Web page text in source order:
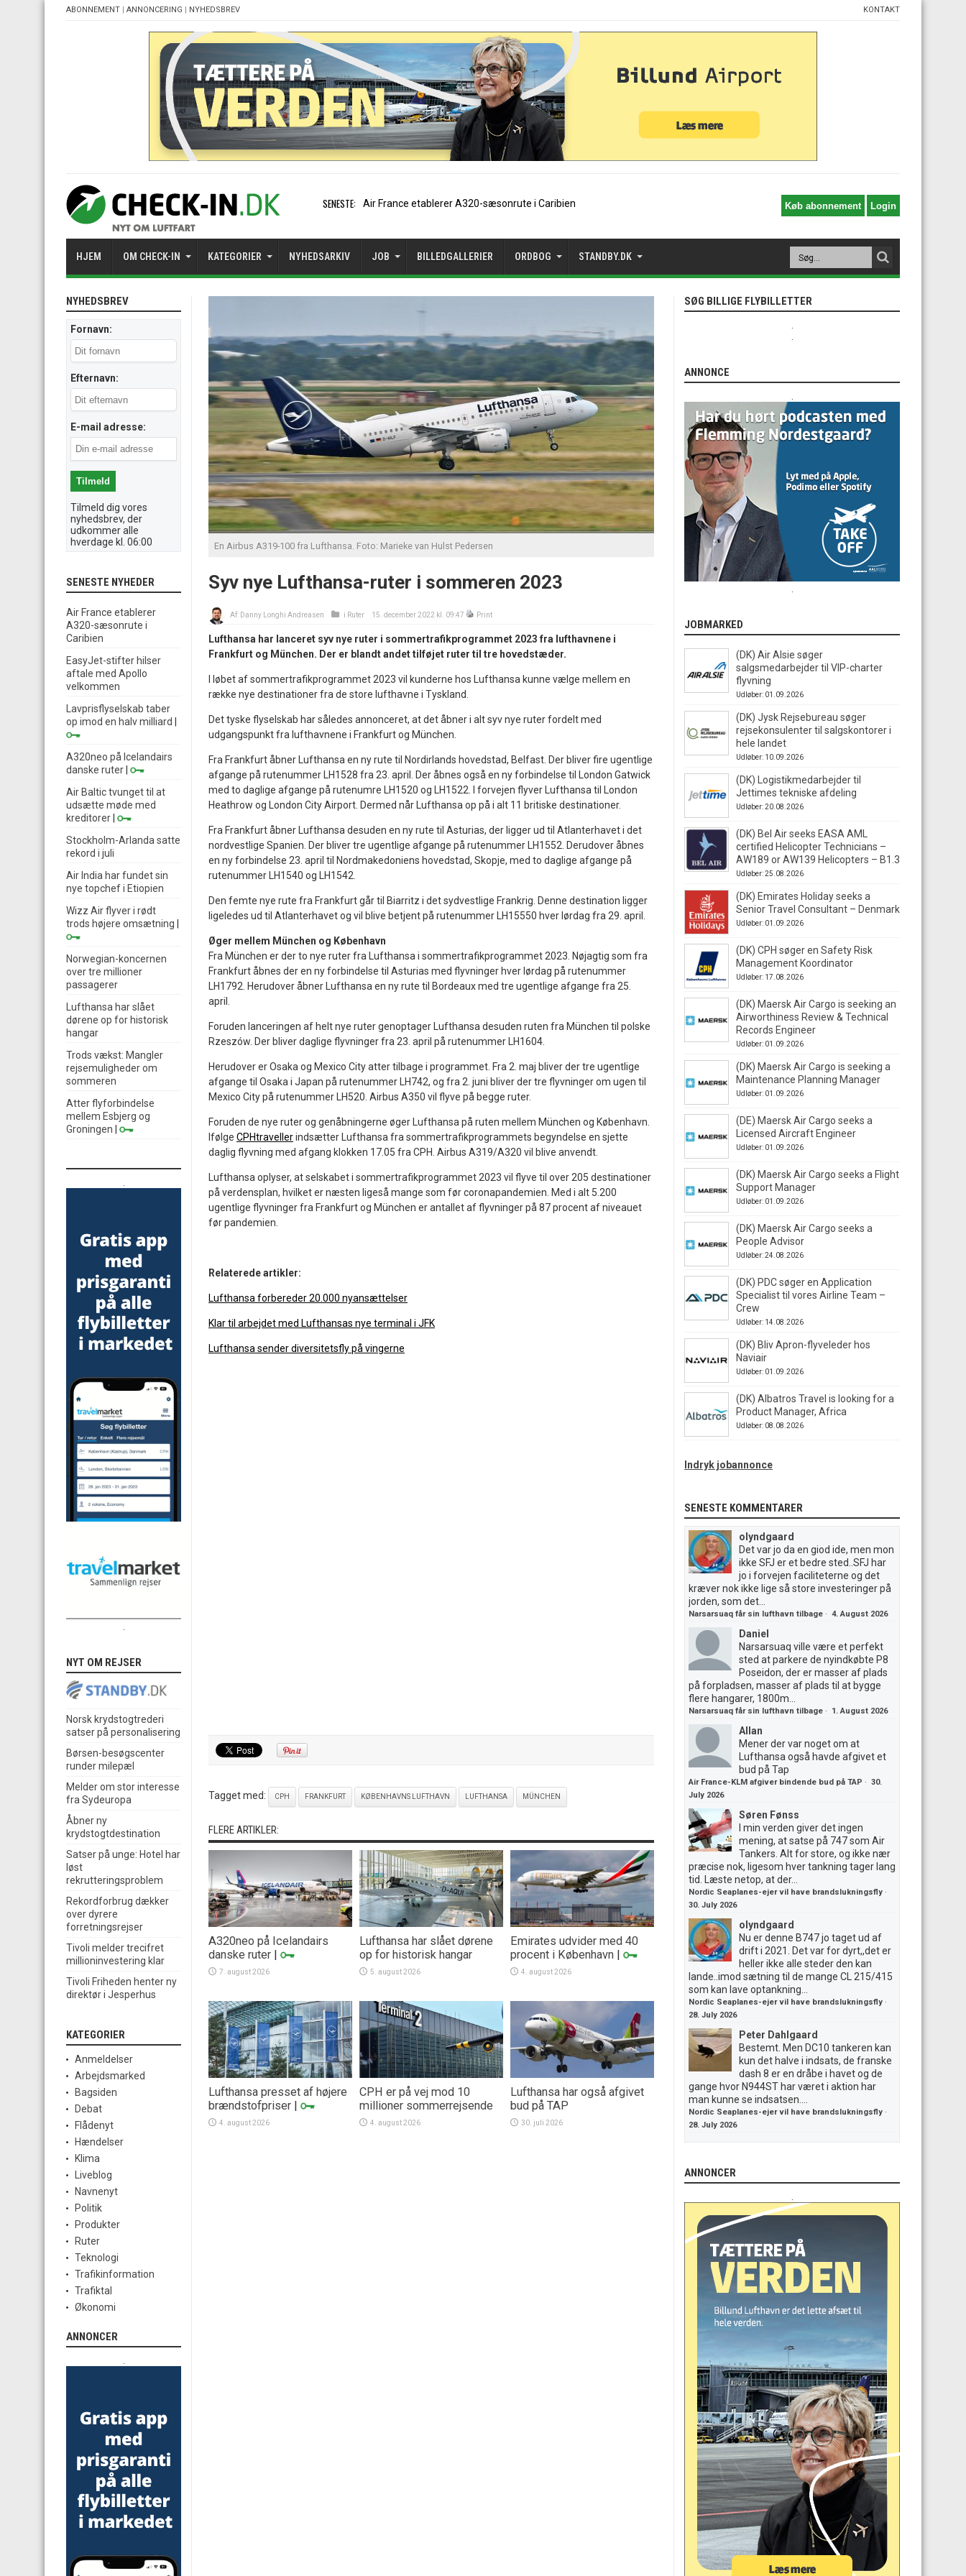
ABONNEMENT | ANNONCERING | NYHEDSBREV KONTAKT
SENESTE: EasyJet-stifter hilser
HJEM OM CHECK-IN KATEGORIER NYHEDSARKIV JOB BILLEDGALLERIER ORDBOG STANDBY.DK
En Airbus A319-100 fra Lufthansa. Foto: Marieke van Hulst Pedersen
Syv nye Lufthansa-ruter i sommeren 2023
Af: Danny Longhi Andreasen i Ruter 15. december 2022 kl. 09:47 Print
Lufthansa har lanceret syv nye ruter i sommertrafikprogrammet 2023 fra lufthavnene i
Frankfurt og München. Der er blandt andet tilføjet ruter til tre hovedstæder.
I løbet af sommertrafikprogrammet 2023 vil kunderne hos Lufthansa kunne vælge mellem en
række nye destinationer fra de store lufthavne i Tyskland.
Det tyske flyselskab har således annonceret, at det åbner i alt syv nye ruter fordelt med
udgangspunkt fra lufthavnene i Frankfurt og München.
Fra Frankfurt åbner Lufthansa en ny rute til Nordirlands hovedstad, Belfast. Der bliver fire ugentlige
afgange på rutenummer LH1528 fra 23. april. Der åbnes også en ny forbindelse til London Gatwick
med to daglige afgange på rutenumre LH1520 og LH1522. I forvejen flyver Lufthansa til London
Heathrow og London City Airport. Dermed når Lufthansa op på i alt 11 britiske destinationer.
Fra Frankfurt åbner Lufthansa desuden en ny rute til Asturias, der ligger ud til Atlanterhavet i det
nordvestlige Spanien. Der bliver tre ugentlige afgange på rutenummer LH1552. Derudover åbnes
en ny forbindelse 23. april til Nordmakedoniens hovedstad, Skopje, med to daglige afgange på
rutenummer LH1540 og LH1542.
Den femte nye rute fra Frankfurt går til Biarritz i det sydvestlige Frankrig. Denne destination ligger
ligeledes ud til Atlanterhavet og vil blive betjent på rutenummer LH15550 hver lørdag fra 29. april.
Øger mellem München og København
Fra München er der to nye ruter fra Lufthansa i sommertrafikprogrammet 2023. Nøjagtig som fra
Frankfurt åbnes der en ny forbindelse til Asturias med flyvninger hver lørdag på rutenummer
LH1792. Herudover åbner Lufthansa en ny rute til Bordeaux med tre ugentlige afgange fra 25.
april.
Foruden lanceringen af helt nye ruter genoptager Lufthansa desuden ruten fra München til polske
Rzeszów. Der bliver daglige flyvninger fra 23. april på rutenummer LH1604.
Herudover er Osaka og Mexico City atter tilbage i programmet. Fra 2. maj bliver der tre ugentlige
afgange til Osaka i Japan på rutenummer LH742, og fra 2. juni bliver der tre flyvninger om ugen til
Mexico City på rutenummer LH520. Airbus A350 vil flyve på begge ruter.
Foruden de nye ruter og genåbningerne øger Lufthansa på ruten mellem München og København.
Ifølge CPHtravellerindsætter Lufthansa fra sommertrafikprogrammets begyndelse en sjette
daglig flyvning med afgang klokken 17.05 fra CPH. Airbus A319/A320 vil blive anvendt.
Lufthansa oplyser, at selskabet i sommertrafikprogrammet 2023 vil flyve til over 205 destinationer
på verdensplan, hvilket er næsten ligeså mange som før coronapandemien. Med i alt 5.200
ugentlige flyvninger fra Frankfurt og München er antallet af flyvninger på 87 procent af niveauet
før pandemien.
Relaterede artikler:
Lufthansa forbereder 20.000 nyansættelser
Klar til arbejdet med Lufthansas nye terminal i JFK
Lufthansa sender diversitetsfly på vingerne
Tagget med: CPH FRANKFURT KØBENHAVNS LUFTHAVN LUFTHANSA MÜNCHEN
FLERE ARTIKLER:
A320neo på Icelandairs
danske ruter |
7. august 2026
Lufthansa har slået dørene
op for historisk hangar
5. august 2026
Emirates udvider med 40
procent i København |
4. august 2026
Lufthansa presset af højere
brændstofpriser |
4. august 2026
CPH er på vej mod 10
millioner sommerrejsende
4. august 2026
Lufthansa har også afgivet
bud på TAP
30. juli 2026
NYHEDSBREV
Fornavn:
Efternavn:
E-mail adresse:
Tilmeld dig vores
nyhedsbrev, der
udkommer alle
hverdage kl. 06:00
SENESTE NYHEDER
Air France etablerer
A320-sæsonrute i
Caribien
EasyJet-stifter hilser
aftale med Apollo
velkommen
Lavprisflyselskab taber
op imod en halv milliard
A320neo på Icelandairs
danske ruter
Air Baltic tvunget til at
udsætte møde med
kreditorer
Stockholm-Arlanda satte
rekord i juli
Air India har fundet sin
nye topchef i Etiopien
Wizz Air flyver i rødt
trods højere omsætning
Norwegian-koncernen
over tre millioner
passagerer
Lufthansa har slået
dørene op for historisk
hangar
Trods vækst: Mangler
rejsemuligheder om
sommeren
Atter flyforbindelse
mellem Esbjerg og
Groningen
NYT OM REJSER
Norsk krydstogtrederi
satser på personalisering
Børsen-besøgscenter
runder milepæl
Melder om stor interesse
fra Sydeuropa
Åbner ny
krydstogtdestination
Satser på unge: Hotel har
løst
rekrutteringsproblem
Rekordforbrug dækker
over dyrere
forretningsrejser
Tivoli melder trecifret
millioninvestering klar
Tivoli Friheden henter ny
direktør i Jesperhus
KATEGORIER
Anmeldelser
Arbejdsmarked
Bagsiden
Debat
Flådenyt
Hændelser
Klima
Liveblog
Navnenyt
Politik
Produkter
Ruter
Teknologi
Trafikinformation
Trafiktal
Økonomi
ANNONCER
SØG BILLIGE FLYBILLETTER
ANNONCE
JOBMARKED
(DK) Air Alsie søger
salgsmedarbejder til VIP-charter
flyvning
Udløber: 01.09.2026
(DK) Jysk Rejsebureau søger
rejsekonsulenter til salgskontorer i
hele landet
Udløber: 10.09.2026
(DK) Logistikmedarbejder til
Jettimes tekniske afdeling
Udløber: 20.08.2026
(DK) Bel Air seeks EASA AML
certified Helicopter Technicians –
AW189 or AW139 Helicopters – B1.3
Udløber: 25.08.2026
(DK) Emirates Holiday seeks a
Senior Travel Consultant – Denmark
Udløber: 01.09.2026
(DK) CPH søger en Safety Risk
Management Koordinator
Udløber: 17.08.2026
(DK) Maersk Air Cargo is seeking an
Airworthiness Review & Technical
Records Engineer
Udløber: 01.09.2026
(DK) Maersk Air Cargo is seeking a
Maintenance Planning Manager
Udløber: 01.09.2026
(DE) Maersk Air Cargo seeks a
Licensed Aircraft Engineer
Udløber: 01.09.2026
(DK) Maersk Air Cargo seeks a Flight
Support Manager
Udløber: 01.09.2026
(DK) Maersk Air Cargo seeks a
People Advisor
Udløber: 24.08.2026
(DK) PDC søger en Application
Specialist til vores Airline Team –
Crew
Udløber: 14.08.2026
(DK) Bliv Apron-flyveleder hos
Naviair
Udløber: 01.09.2026
(DK) Albatros Travel is looking for a
Product Manager, Africa
Udløber: 08.08.2026
Indryk jobannonce
SENESTE KOMMENTARER
olyndgaard
Det var jo da en giod ide, men mon
ikke SFJ er et bedre sted..SFJ har
jo i forvejen faciliteterne og det
kræver nok ikke lige så store investeringer på
jorden, som det...
Narsarsuaq får sin lufthavn tilbage · 4. August 2026
Daniel
Narsarsuaq ville være et perfekt
sted at parkere de nyindkøbte P8
Poseidon, der er masser af plads
på forpladsen, masser af plads til at bygge
flere hangarer, 1800m...
Narsarsuaq får sin lufthavn tilbage · 1. August 2026
Allan
Mener der var noget om at
Lufthansa også havde afgivet et
bud på Tap
Air France-KLM afgiver bindende bud på TAP · 30.
July 2026
Søren Fønss
I min verden giver det ingen
mening, at satse på 747 som Air
Tankers. Alt for store, og ikke nær
præcise nok, ligesom hver tankning tager lang
tid. Læste netop, at der...
Nordic Seaplanes-ejer vil have brandslukningsfly ·
30. July 2026
olyndgaard
Nu er denne B747 jo taget ud af
drift i 2021. Det var for dyrt,,det er
heller ikke alle steder den kan
lande..imod sætning til de mange CL 215/415
som kan lave optankning...
Nordic Seaplanes-ejer vil have brandslukningsfly ·
28. July 2026
Peter Dahlgaard
Bestemt. Men DC10 tankeren kan
kun det halve i indsats, de franske
dash 8 er en dråbe i havet og de
gange hvor N944ST har været i aktion har
man kunne se indsatsen....
Nordic Seaplanes-ejer vil have brandslukningsfly ·
28. July 2026
ANNONCER